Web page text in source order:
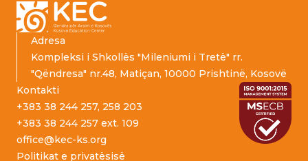
Adresa
Kompleksi i Shkollës "Mileniumi i Tretë" rr.
"Qëndresa" nr.48, Matiçan, 10000 Prishtinë, Kosovë
Kontakti
+383 38 244 257, 258 203
+383 38 244 257 ext. 109
office@kec-ks.org
Politikat e privatësisë